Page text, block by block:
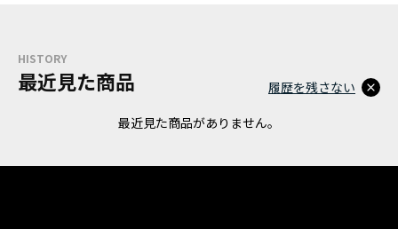
HISTORY
最近見た商品
最近見た商品がありません。
履歴を残さない